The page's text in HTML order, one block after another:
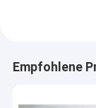
Empfohlene